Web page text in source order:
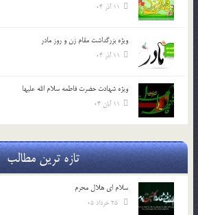
11 آذر 04
ویژه بزرگداشت مقام زن و روز مادر
11 آذر 04
ویژه شهادت حضرت فاطمه سلام الله علیها
11 آبان 04
تازه ترین مطالب
سلام ای هلال محرم